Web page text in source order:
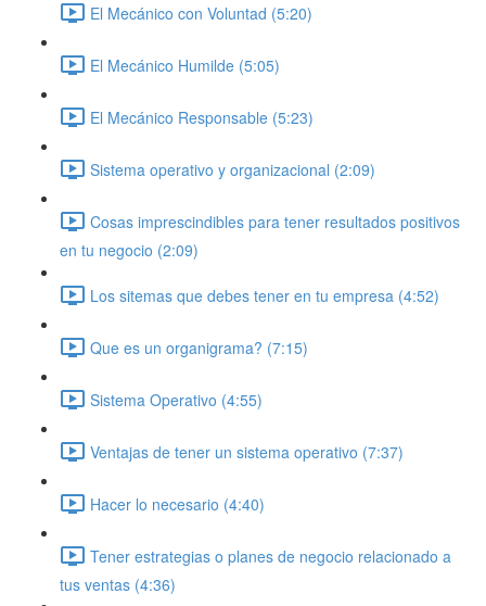
El Mecánico con Voluntad (5:20)
El Mecánico Humilde (5:05)
El Mecánico Responsable (5:23)
Sistema operativo y organizacional (2:09)
Cosas imprescindibles para tener resultados positivos
en tu negocio (2:09)
Los sitemas que debes tener en tu empresa (4:52)
Que es un organigrama? (7:15)
Sistema Operativo (4:55)
Ventajas de tener un sistema operativo (7:37)
Hacer lo necesario (4:40)
Tener estrategias o planes de negocio relacionado a
tus ventas (4:36)